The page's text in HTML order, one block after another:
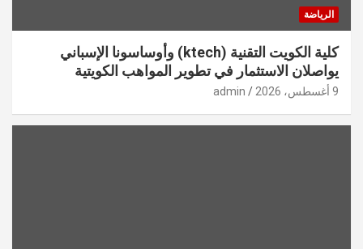
الرياضة
كلية الكويت التقنية (ktech) وأوساسونا الإسباني
يواصلان الاستثمار في تطوير المواهب الكويتية
9 أغسطس، 2026 admin